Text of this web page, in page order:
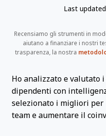
Last
Recensiamo gli strumenti in
aiutano a finanziare i nostri
trasparenza, la nostra
Ho analizzato e valutato
dipendenti con
selezionato i migliori per
team e aumentare il